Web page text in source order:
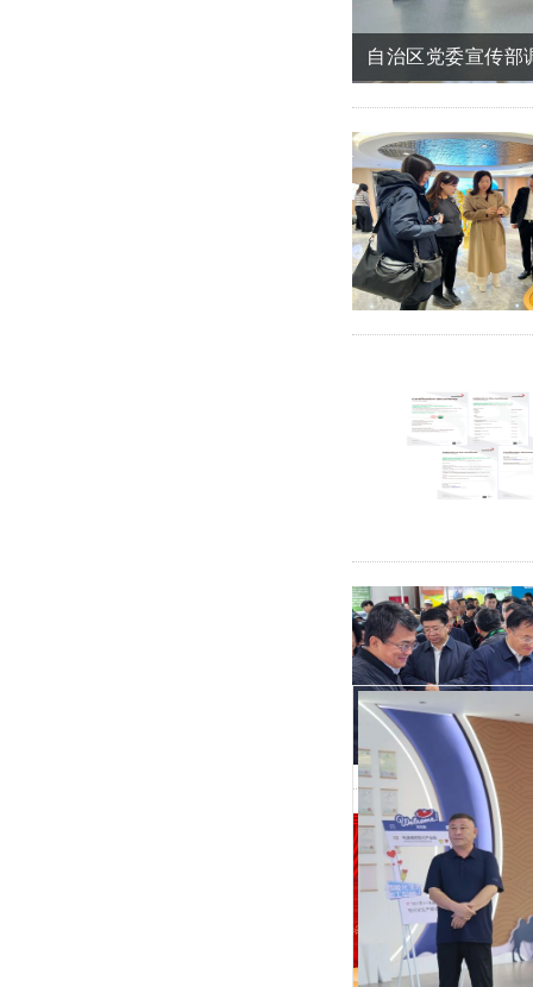
旺源新闻丨自治区
自治区党委宣传部
自治区科技厅调研
再攀高峰丨旺源集
旺源集团携新品
旺源新闻丨自治区
自治区党委宣传部